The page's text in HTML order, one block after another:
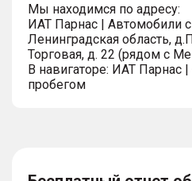
Мы находимся по адресу:
ИАТ Парнас | Автомобили
Ленинградская область,
Торговая, д. 22 (рядом с
В навигаторе: ИАТ Парнас
пробегом